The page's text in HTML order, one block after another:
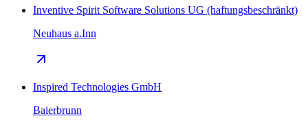
Inventive Spirit Software Solutions UG (haftungsbeschränkt)
Neuhaus a.Inn
Inspired Technologies GmbH
Baierbrunn